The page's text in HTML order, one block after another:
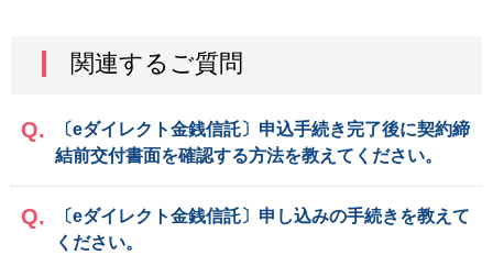
関連するご質問
〔eダイレクト金銭信託〕申込手続き完了後に契約締
結前交付書面を確認する方法を教えてください。
〔eダイレクト金銭信託〕申し込みの手続きを教えて
ください。